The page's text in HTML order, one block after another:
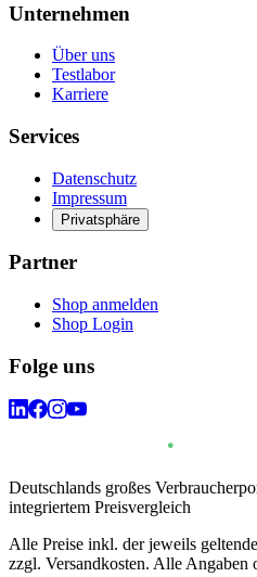
Unternehmen
Über uns
Testlabor
Karriere
Services
Datenschutz
Impressum
Privatsphäre
Partner
Shop anmelden
Shop Login
Folge uns
Deutschlands großes
integriertem Preisvergleich
Alle Preise inkl. der jeweils
zzgl. Versandkosten. Alle Angaben